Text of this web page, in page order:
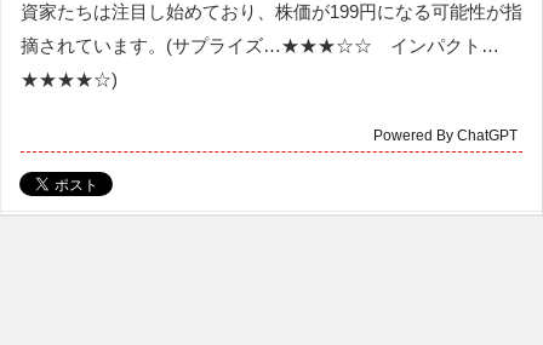
資家たちは注目し始めており、株価が199円になる可能性が指
摘されています。(サプライズ…★★★☆☆ インパクト…
★★★★☆)
Powered By ChatGPT